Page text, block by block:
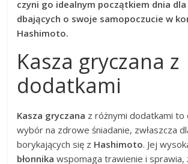
czyni go idealnym początkiem dnia
dbających o swoje samopoczucie w
Hashimoto.
Kasza gryczana z
dodatkami
Kasza gryczana z różnymi dodatkami to
wybór na zdrowe śniadanie, zwłaszcza
borykających się z Hashimoto. Jej
błonnika wspomaga trawienie i sprawia,